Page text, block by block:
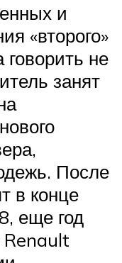
и
«второго»
не
занят
После
в конце
еще год
Renault